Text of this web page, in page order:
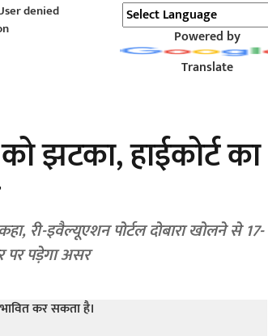
denied
Powered by
Translate
झटका, हाईकोर्ट का
री-इवैल्यूएशन पोर्टल दोबारा खोलने से 17-
पर पड़ेगा असर